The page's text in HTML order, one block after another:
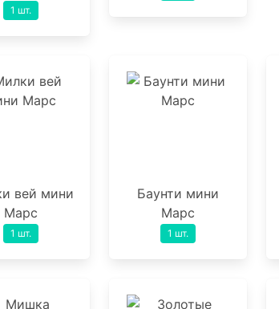
1 шт.
вей мини
Марс
1 шт.
Баунти мини
Марс
1 шт.